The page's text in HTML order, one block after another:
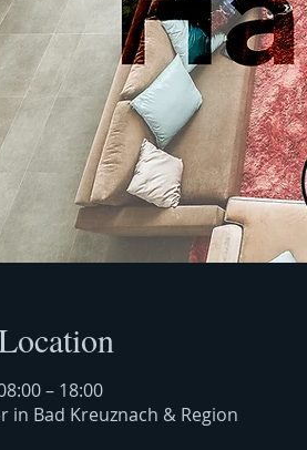
– 18:00
in Bad Kreuznach & Region